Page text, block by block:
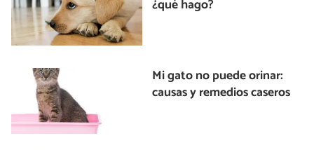
¿qué hago?
Mi gato no puede orinar:
causas y remedios caseros